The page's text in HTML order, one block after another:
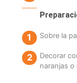
Sobre la
Decorar
naranjas